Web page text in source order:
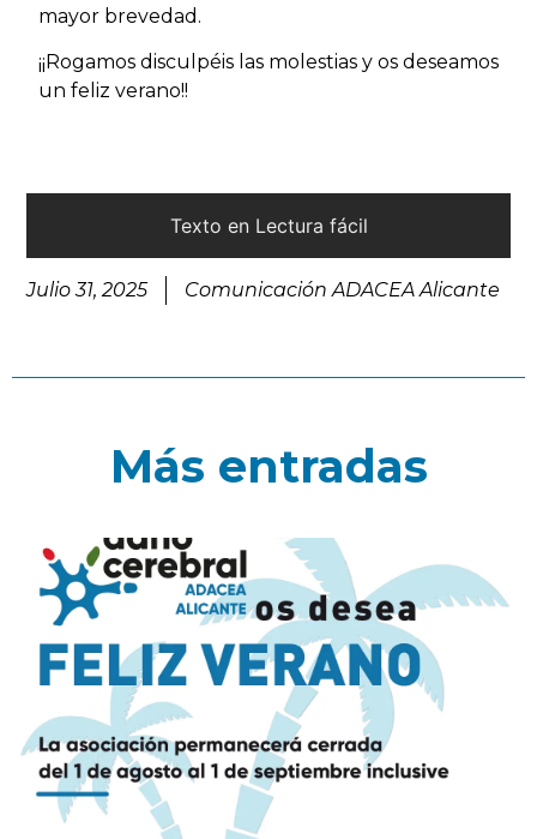
Texto en Lectura fácil
mayor brevedad.
¡¡Rogamos disculpéis las molestias y os deseamos
un feliz verano!!
Julio 31, 2025 Comunicación ADACEA Alicante
Más entradas